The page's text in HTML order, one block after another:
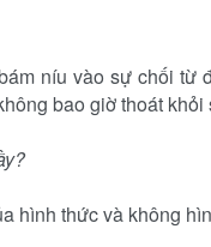
níu vào sự chối
bao giờ thoát
hình thức và không